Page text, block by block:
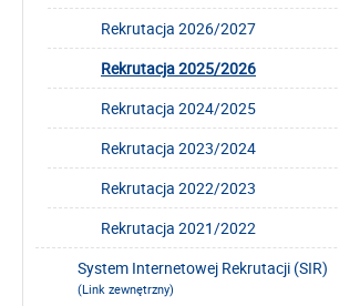
Rekrutacja 2026/2027
Rekrutacja 2025/2026
Rekrutacja 2024/2025
Rekrutacja 2023/2024
Rekrutacja 2022/2023
Rekrutacja 2021/2022
System Internetowej Rekrutacji (SIR)
(Link zewnętrzny)